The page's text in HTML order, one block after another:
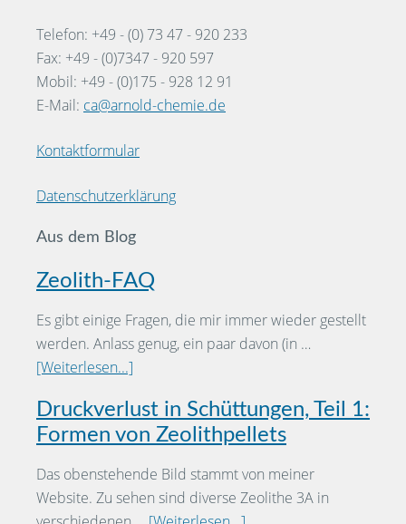
Telefon: +49 - (0) 73 47 - 920 233
Fax: +49 - (0)7347 - 920 597
Mobil: +49 - (0)175 - 928 12 91
E-Mail: ca@arnold-chemie.de
Kontaktformular
Datenschutzerklärung
Aus dem Blog
Zeolith-FAQ
Es gibt einige Fragen, die mir immer wieder gestellt
werden. Anlass genug, ein paar davon (in …
[Weiterlesen...]
Druckverlust in Schüttungen, Teil 1:
Formen von Zeolithpellets
Das obenstehende Bild stammt von meiner
Website. Zu sehen sind diverse Zeolithe 3A in